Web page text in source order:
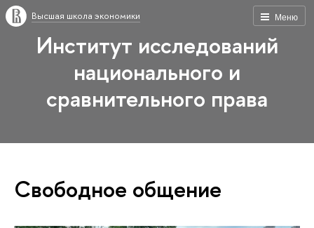
Меню
Высшая школа экономики
Институт исследований
национального и
сравнительного права
Свободное общение